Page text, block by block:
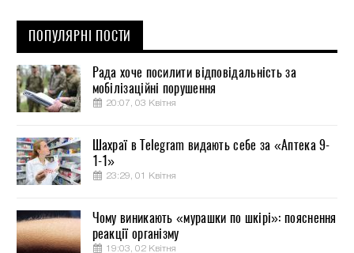
ПОПУЛЯРНІ ПОСТИ
Рада хоче посилити відповідальність за
мобілізаційні порушення
20:07, 03 Квітня
Шахраї в Telegram видають себе за «Аптека 9-
1-1»
23:29, 01 Квітня
Чому виникають «мурашки по шкірі»: пояснення
реакції організму
19:03, 02 Квітня